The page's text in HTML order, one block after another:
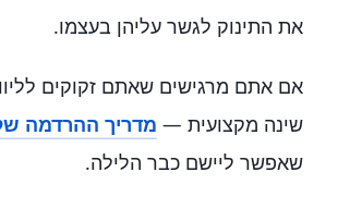
את התינוק לגשר עליהן בעצמו.
אם אתם מרגישים שאתם זקוקים
שינה מקצועית — מדריך ההרדמה
שאפשר ליישם כבר הלילה.